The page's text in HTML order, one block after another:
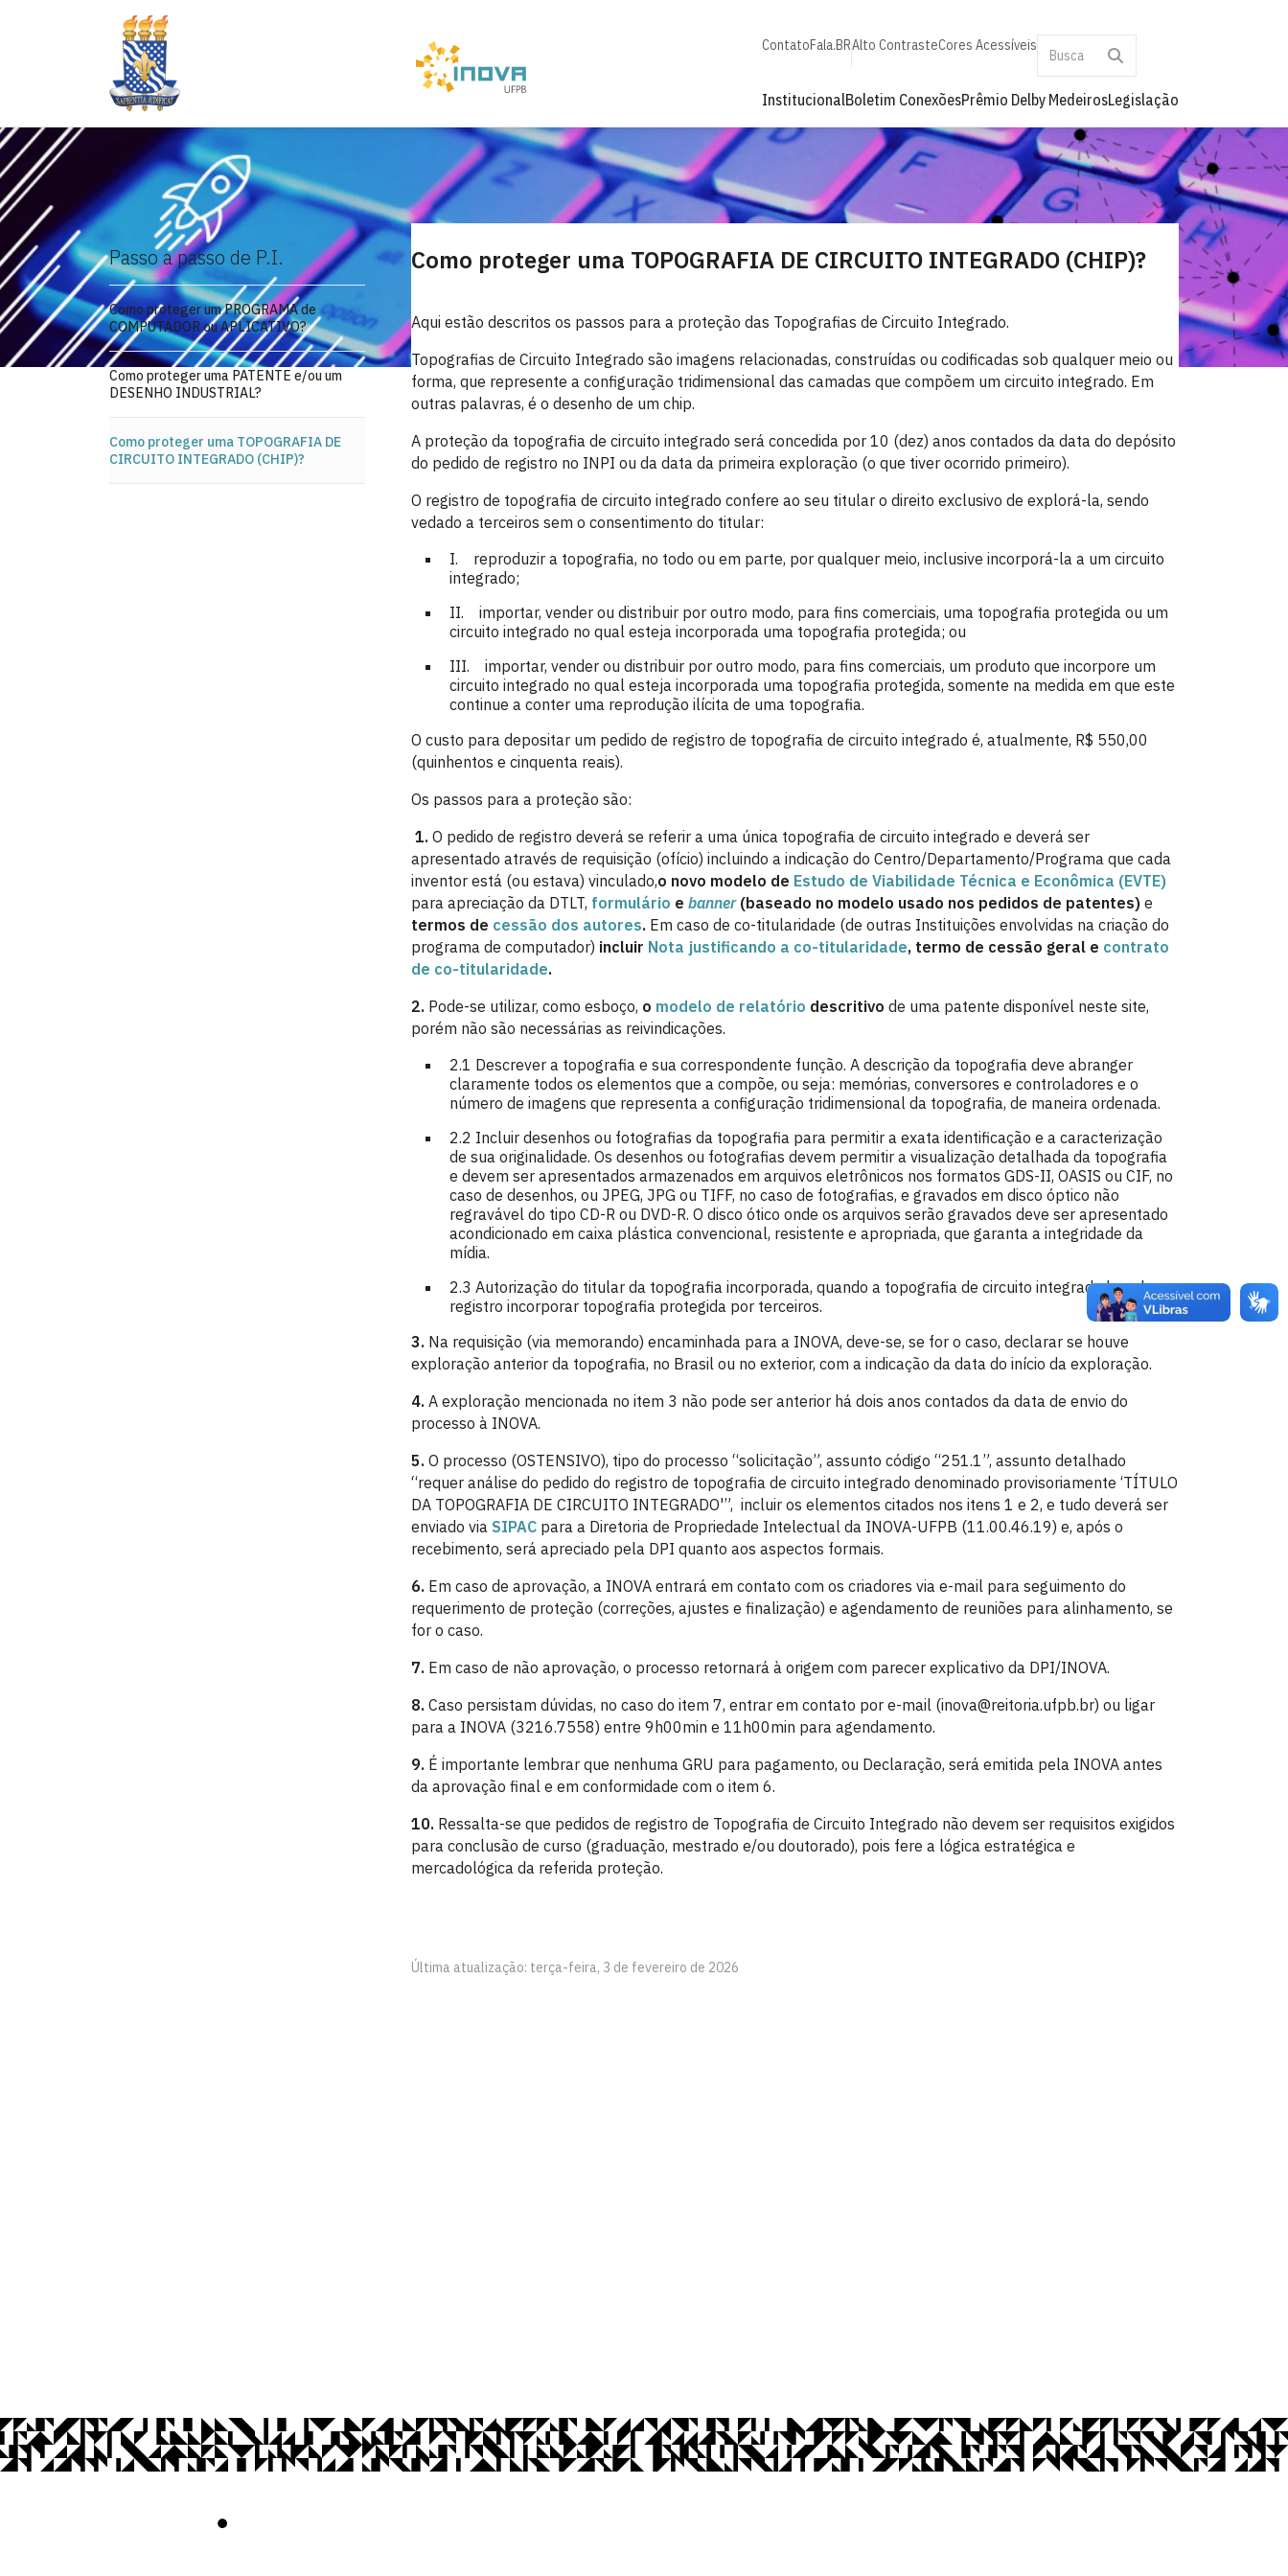
ContatoFala.BRAlto ContrasteCores Acessíveis
InstitucionalBoletim ConexõesPrêmio Delby MedeirosLegislação
Passo a passo de P.I.
Como proteger um PROGRAMA de
COMPUTADOR ou APLICATIVO?
Como proteger uma PATENTE e/ou um
DESENHO INDUSTRIAL?
Como proteger uma TOPOGRAFIA DE
CIRCUITO INTEGRADO (CHIP)?
Como proteger uma TOPOGRAFIA DE CIRCUITO INTEGRADO (CHIP)?
Aqui estão descritos os passos para a proteção das Topografias de Circuito Integrado.
Topografias de Circuito Integrado são imagens relacionadas, construídas ou codificadas sob qualquer meio ou
forma, que represente a configuração tridimensional das camadas que compõem um circuito integrado. Em
outras palavras, é o desenho de um chip.
A proteção da topografia de circuito integrado será concedida por 10 (dez) anos contados da data do depósito
do pedido de registro no INPI ou da data da primeira exploração (o que tiver ocorrido primeiro).
O registro de topografia de circuito integrado confere ao seu titular o direito exclusivo de explorá-la, sendo
vedado a terceiros sem o consentimento do titular:
I. reproduzir a topografia, no todo ou em parte, por qualquer meio, inclusive incorporá-la a um circuito
integrado;
II. importar, vender ou distribuir por outro modo, para fins comerciais, uma topografia protegida ou um
circuito integrado no qual esteja incorporada uma topografia protegida; ou
III. importar, vender ou distribuir por outro modo, para fins comerciais, um produto que incorpore um
circuito integrado no qual esteja incorporada uma topografia protegida, somente na medida em que este
continue a conter uma reprodução ilícita de uma topografia.
O custo para depositar um pedido de registro de topografia de circuito integrado é, atualmente, R$ 550,00
(quinhentos e cinquenta reais).
Os passos para a proteção são:
1. O pedido de registro deverá se referir a uma única topografia de circuito integrado e deverá ser
apresentado através de requisição (ofício) incluindo a indicação do Centro/Departamento/Programa que cada
inventor está (ou estava) vinculado,o novo modelo de Estudo de Viabilidade Técnica e Econômica (EVTE)
para apreciação da DTLT, formulário e banner(baseado no modelo usado nos pedidos de patentes) e
termos de cessão dos autores. Em caso de co-titularidade (de outras Instituições envolvidas na criação do
programa de computador) incluir Nota justificando a co-titularidade, termo de cessão geral e contrato
de co-titularidade.
2. Pode-se utilizar, como esboço, o modelo de relatório descritivo de uma patente disponível neste site,
porém não são necessárias as reivindicações.
2.1 Descrever a topografia e sua correspondente função. A descrição da topografia deve abranger
claramente todos os elementos que a compõe, ou seja: memórias, conversores e controladores e o
número de imagens que representa a configuração tridimensional da topografia, de maneira ordenada.
2.2 Incluir desenhos ou fotografias da topografia para permitir a exata identificação e a caracterização
de sua originalidade. Os desenhos ou fotografias devem permitir a visualização detalhada da topografia
e devem ser apresentados armazenados em arquivos eletrônicos nos formatos GDS-II, OASIS ou CIF, no
caso de desenhos, ou JPEG, JPG ou TIFF, no caso de fotografias, e gravados em disco óptico não
regravável do tipo CD-R ou DVD-R. O disco ótico onde os arquivos serão gravados deve ser apresentado
acondicionado em caixa plástica convencional, resistente e apropriada, que garanta a integridade da
mídia.
2.3 Autorização do titular da topografia incorporada, quando a topografia de circuito integrado levada a
registro incorporar topografia protegida por terceiros.
3. Na requisição (via memorando) encaminhada para a INOVA, deve-se, se for o caso, declarar se houve
exploração anterior da topografia, no Brasil ou no exterior, com a indicação da data do início da exploração.
4. A exploração mencionada no item 3 não pode ser anterior há dois anos contados da data de envio do
processo à INOVA.
5. O processo (OSTENSIVO), tipo do processo “solicitação”, assunto código “251.1”, assunto detalhado
“requer análise do pedido do registro de topografia de circuito integrado denominado provisoriamente ‘TÍTULO
DA TOPOGRAFIA DE CIRCUITO INTEGRADO'”, incluir os elementos citados nos itens 1 e 2, e tudo deverá ser
enviado via SIPAC para a Diretoria de Propriedade Intelectual da INOVA-UFPB (11.00.46.19) e, após o
recebimento, será apreciado pela DPI quanto aos aspectos formais.
6. Em caso de aprovação, a INOVA entrará em contato com os criadores via e-mail para seguimento do
requerimento de proteção (correções, ajustes e finalização) e agendamento de reuniões para alinhamento, se
for o caso.
7. Em caso de não aprovação, o processo retornará à origem com parecer explicativo da DPI/INOVA.
8. Caso persistam dúvidas, no caso do item 7, entrar em contato por e-mail (inova@reitoria.ufpb.br) ou ligar
para a INOVA (3216.7558) entre 9h00min e 11h00min para agendamento.
9. É importante lembrar que nenhuma GRU para pagamento, ou Declaração, será emitida pela INOVA antes
da aprovação final e em conformidade com o item 6.
10. Ressalta-se que pedidos de registro de Topografia de Circuito Integrado não devem ser requisitos exigidos
para conclusão de curso (graduação, mestrado e/ou doutorado), pois fere a lógica estratégica e
mercadológica da referida proteção.
Última atualização: terça-feira, 3 de fevereiro de 2026